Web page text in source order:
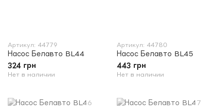
Артикул: 44779
Насос Белавто BL44
324 грн
Нет в наличии
Артикул: 44780
Насос Белавто BL45
443 грн
Нет в наличии